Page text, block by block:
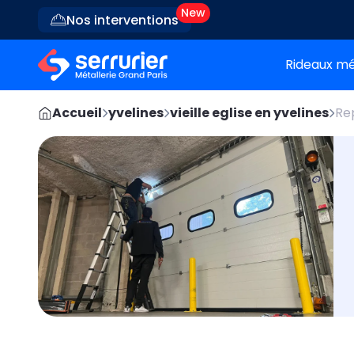
Nos interventions
Rideaux
Accueil yvelines vieille eglise en yvelines